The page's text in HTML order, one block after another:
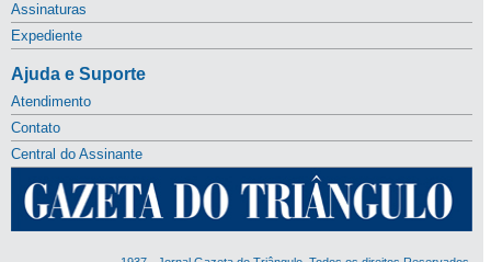
Assinaturas
Expediente
Ajuda e Suporte
Atendimento
Contato
Central do Assinante